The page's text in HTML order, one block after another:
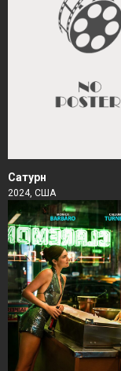
Сатурн
2024, США